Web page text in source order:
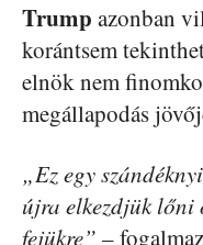
Trump azonban
korántsem
elnök nem
megállapodás
„Ez egy
újra elkezdjük lőni
fejükre” –